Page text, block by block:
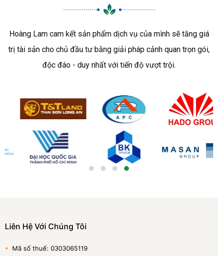
Hoàng Lam cam kết sản phẩm dịch vụ của mình sẽ tăng giá
trị tài sản cho chủ đầu tư bằng giải pháp cảnh quan trọn gói,
độc đáo - duy nhất với tiến độ vượt trội.
Liên Hệ Với Chúng Tôi
• Mã số thuế: 0303065119